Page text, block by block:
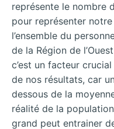
représente le nombre
pour représenter
l’ensemble du
de la Région de
c’est un facteur
de nos résultats, car
dessous de la
réalité de la
grand peut entrainer